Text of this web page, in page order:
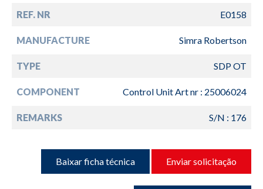
REF. NR E0158
MANUFACTURE Simra Robertson
TYPE SDP OT
COMPONENT Control Unit Art nr : 25006024
REMARKS S/N : 176
Baixar ficha técnica Enviar solicitação